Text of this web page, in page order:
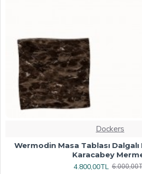
Dockers
Werzalit, Allzalit veya
70X120 - Afyon
6.080,00TL